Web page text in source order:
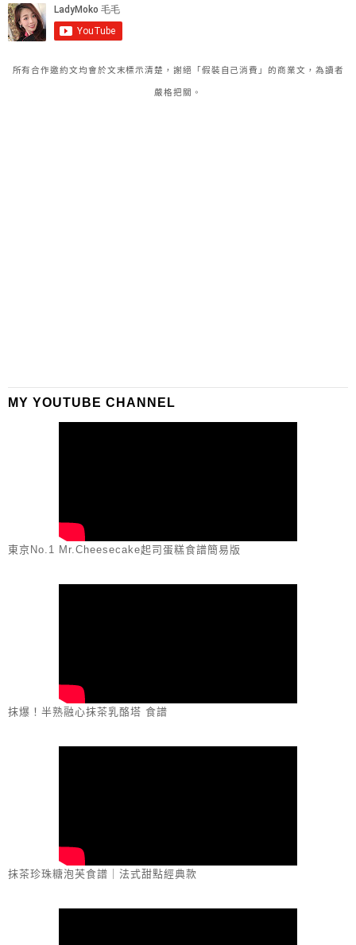
所有合作邀約文均會於文末標示清楚，謝絕「假裝自己消費」的商業文，為讀者
嚴格把關。
MY YOUTUBE CHANNEL
東京No.1 Mr.Cheesecake起司蛋糕食譜簡易版
抹爆！半熟融心抹茶乳酪塔 食譜
抹茶珍珠糖泡芙食譜｜法式甜點經典款